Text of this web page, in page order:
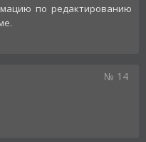
по редактированию
№ 14